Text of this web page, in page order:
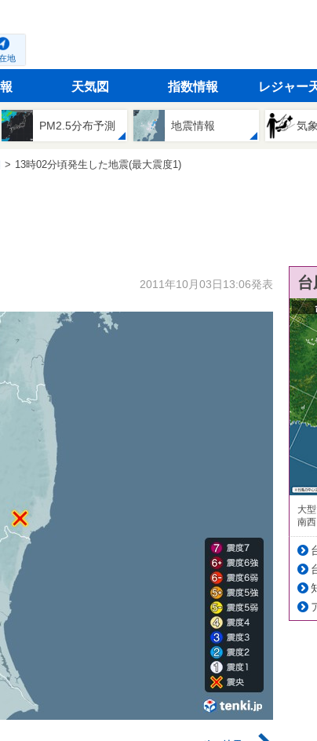
地
天気図 指数情報 レジャー
PM2.5分布予測 地震情報 気
13時02分頃発生した地震(最大震度1)
2011年10月03日13:06発表
大
南